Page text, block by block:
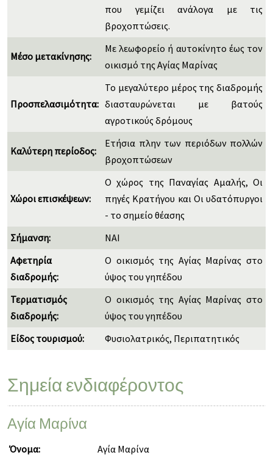
που γεμίζει ανάλογα με τις
βροχοπτώσεις.
Μέσο μετακίνησης:
Με λεωφορείο ή αυτοκίνητο έως τον
οικισμό της Αγίας Μαρίνας
Προσπελασιμότητα:
Το μεγαλύτερο μέρος της διαδρομής
διασταυρώνεται με βατούς
αγροτικούς δρόμους
Καλύτερη περίοδος:
Ετήσια πλην των περιόδων πολλών
βροχοπτώσεων
Χώροι επισκέψεων:
Ο χώρος της Παναγίας Αμαλής, Οι
πηγές Κρατήγου και Οι υδατόπυργοι
- το σημείο θέασης
Σήμανση:
ΝΑΙ
Αφετηρία
διαδρομής:
Ο οικισμός της Αγίας Μαρίνας στο
ύψος του γηπέδου
Τερματισμός
διαδρομής:
Ο οικισμός της Αγίας Μαρίνας στο
ύψος του γηπέδου
Είδος τουρισμού:
Φυσιολατρικός, Περιπατητικός
Σημεία ενδιαφέροντος
Αγία Μαρίνα
Όνομα: Αγία Μαρίνα